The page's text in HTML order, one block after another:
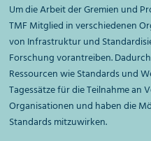
Um die Arbeit der Gremien und
TMF Mitglied in verschiedenen
von Infrastruktur und
Forschung vorantreiben.
Ressourcen wie Standards und
Tagessätze für die Teilnahme an
Organisationen und haben die
Standards mitzuwirken.